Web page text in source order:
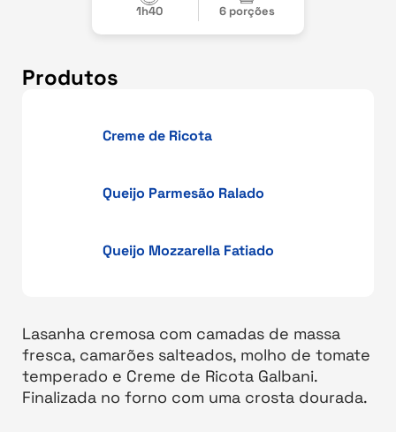
1h40 6 porções
Produtos
Creme de Ricota
Queijo Parmesão Ralado
Queijo Mozzarella Fatiado
Lasanha cremosa com camadas de massa
fresca, camarões salteados, molho de tomate
temperado e Creme de Ricota Galbani.
Finalizada no forno com uma crosta dourada.